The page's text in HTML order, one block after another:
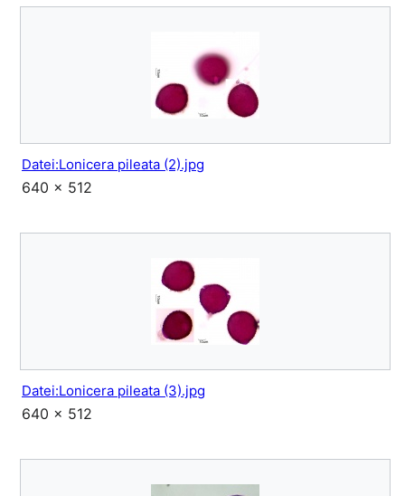
Datei:Lonicera pileata (2).jpg
640 × 512
Datei:Lonicera pileata (3).jpg
640 × 512